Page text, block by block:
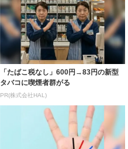
「たばこ税なし」600円→83円の新型
タバコに喫煙者群がる
PR(株式会社HAL)